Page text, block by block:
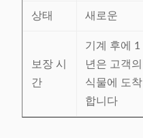
상태 새로운
보장 시
간
기계 후에 1
년은 고객의
식물에 도착
합니다